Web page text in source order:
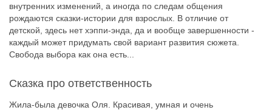
внутренних изменений, а иногда по следам общения
рождаются сказки-истории для взрослых. В отличие от
детской, здесь нет хэппи-энда, да и вообще завершенности -
каждый может придумать свой вариант развития сюжета.
Свобода выбора как она есть...
Сказка про ответственность
Жила-была девочка Оля. Красивая, умная и очень